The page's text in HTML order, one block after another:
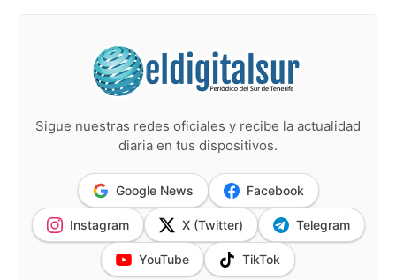
Sigue nuestras redes oficiales y recibe la actualidad
diaria en tus dispositivos.
Google News Facebook
Instagram X (Twitter) Telegram
YouTube TikTok